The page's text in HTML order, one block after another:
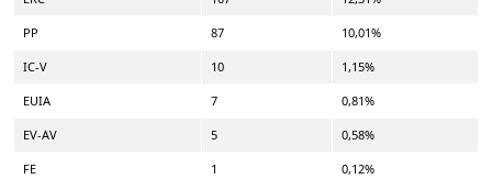
PP 87 10,01%
IC-V 10 1,15%
EUIA 7 0,81%
EV-AV 5 0,58%
FE 1 0,12%